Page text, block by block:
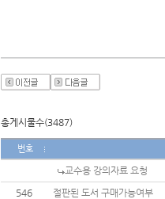
총게시물수(3487)
번호
교수용 강의자료 요청
546
절판된 도서 구매가능여부